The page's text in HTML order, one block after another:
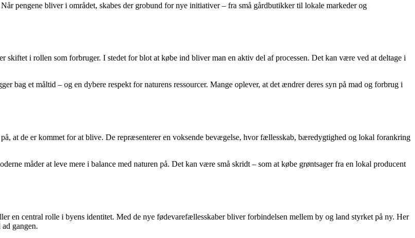
pengene bliver i området, skabes der grobund for nye initiativer – fra små gårdbutikker til lokale markeder og
skiftet i rollen som forbruger. I stedet for blot at købe ind bliver man en aktiv del af processen. Det kan være ved at deltage i
bag et måltid – og en dybere respekt for naturens ressourcer. Mange oplever, at det ændrer deres syn på mad og forbrug i
at de er kommet for at blive. De repræsenterer en voksende bevægelse, hvor fællesskab, bæredygtighed og lokal forankring
måder at leve mere i balance med naturen på. Det kan være små skridt – som at købe grøntsager fra en lokal producent
en central rolle i byens identitet. Med de nye fødevarefællesskaber bliver forbindelsen mellem by og land styrket på ny. Her
gangen.